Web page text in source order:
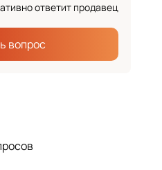
ответит продавец
вопрос